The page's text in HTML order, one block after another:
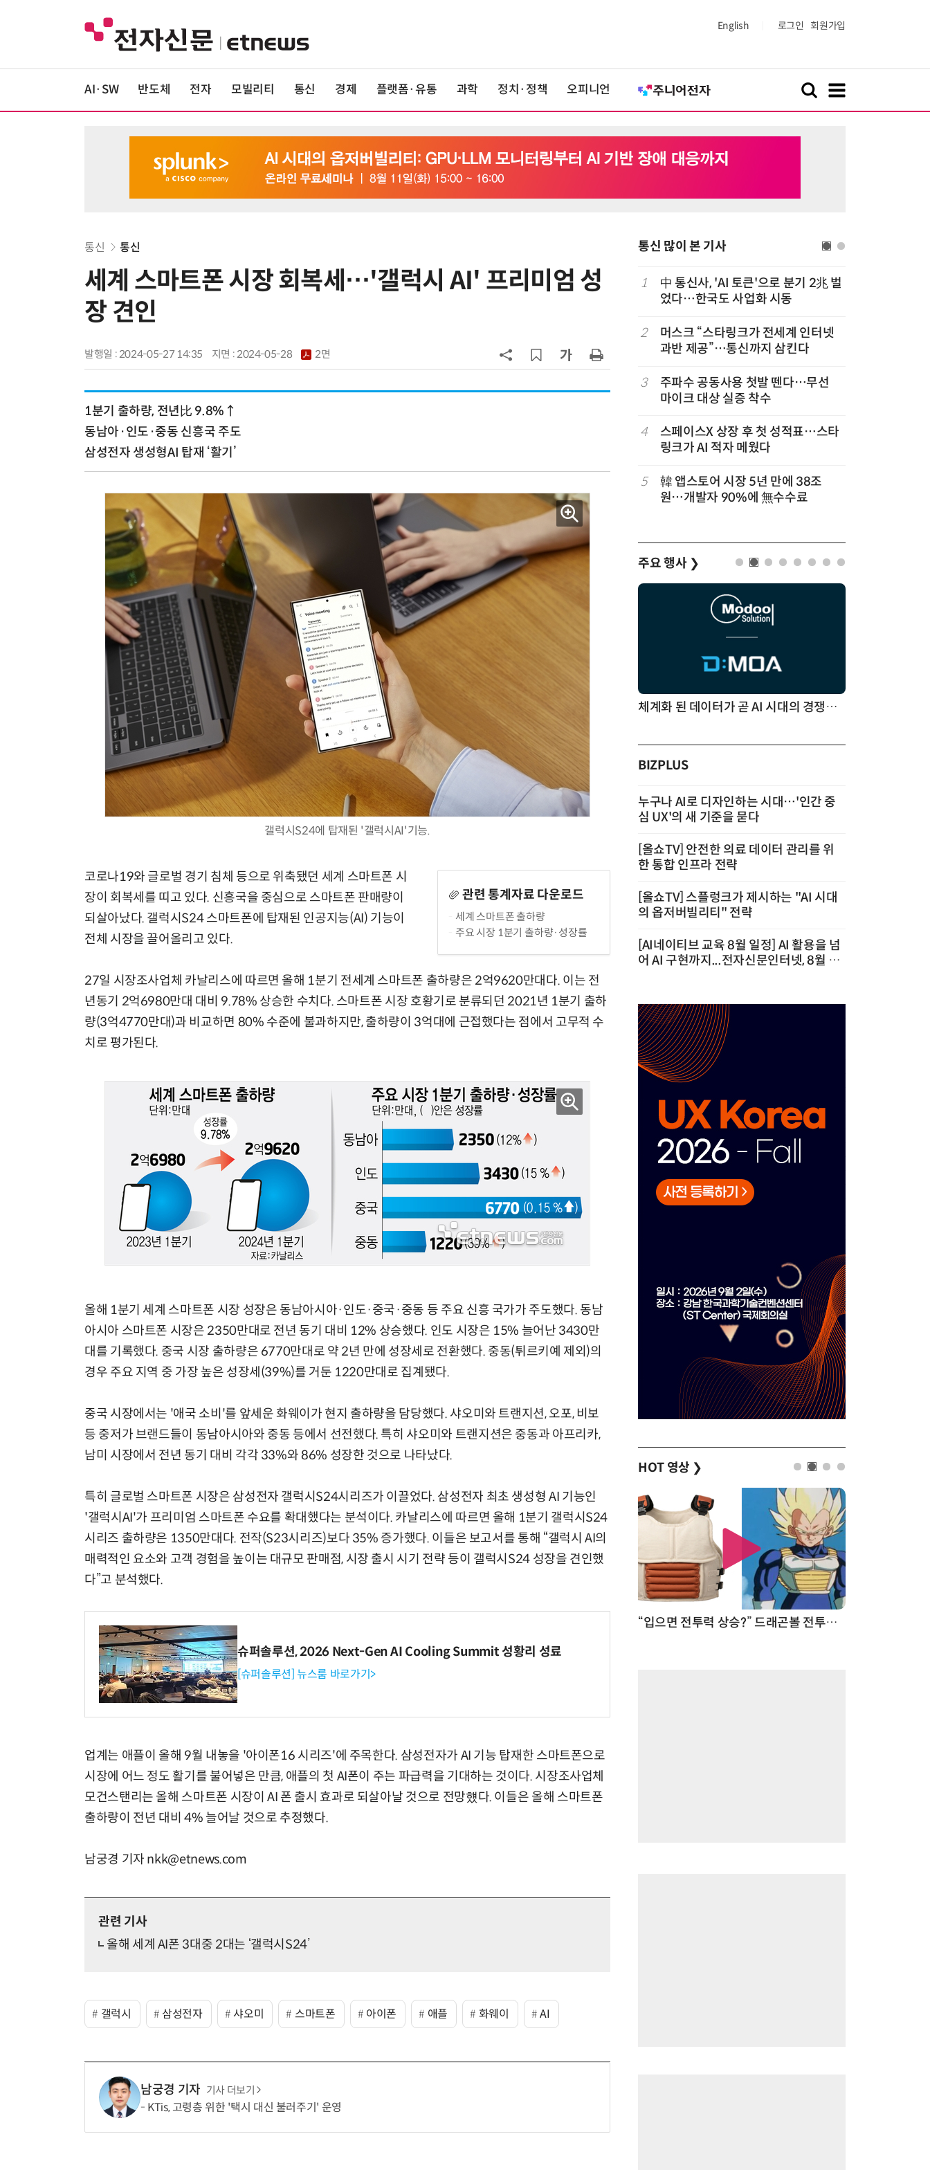
English 로그인 회원가입
AI·SW 반도체 전자 모빌리티 통신 경제 플랫폼·유통 과학 정치·정책 오피니언
통신 통신
세계 스마트폰 시장 회복세…'갤럭시 AI' 프리미엄 성
장 견인
발행일 : 2024-05-27 14:35 지면 :2024-05-28 2면
1분기 출하량, 전년比 9.8%↑
동남아·인도·중동 신흥국 주도
삼성전자 생성형AI 탑재 ‘활기’
갤럭시S24에 탑재된 '갤럭시AI'기능.
관련 통계자료 다운로드
세계 스마트폰 출하량
주요 시장 1분기 출하량·성장률
코로나19와 글로벌 경기 침체 등으로 위축됐던 세계 스마트폰 시
장이 회복세를 띠고 있다. 신흥국을 중심으로 스마트폰 판매량이
되살아났다. 갤럭시S24 스마트폰에 탑재된 인공지능(AI) 기능이
전체 시장을 끌어올리고 있다.
27일 시장조사업체 카날리스에 따르면 올해 1분기 전세계 스마트폰 출하량은 2억9620만대다. 이는 전
년동기 2억6980만대 대비 9.78% 상승한 수치다. 스마트폰 시장 호황기로 분류되던 2021년 1분기 출하
량(3억4770만대)과 비교하면 80% 수준에 불과하지만, 출하량이 3억대에 근접했다는 점에서 고무적 수
치로 평가된다.
올해 1분기 세계 스마트폰 시장 성장은 동남아시아·인도·중국·중동 등 주요 신흥 국가가 주도했다. 동남
아시아 스마트폰 시장은 2350만대로 전년 동기 대비 12% 상승했다. 인도 시장은 15% 늘어난 3430만
대를 기록했다. 중국 시장 출하량은 6770만대로 약 2년 만에 성장세로 전환했다. 중동(튀르키예 제외)의
경우 주요 지역 중 가장 높은 성장세(39%)를 거둔 1220만대로 집계됐다.
중국 시장에서는 '애국 소비'를 앞세운 화웨이가 현지 출하량을 담당했다. 샤오미와 트랜지션, 오포, 비보
등 중저가 브랜드들이 동남아시아와 중동 등에서 선전했다. 특히 샤오미와 트랜지션은 중동과 아프리카,
남미 시장에서 전년 동기 대비 각각 33%와 86% 성장한 것으로 나타났다.
특히 글로벌 스마트폰 시장은 삼성전자 갤럭시S24시리즈가 이끌었다. 삼성전자 최초 생성형 AI 기능인
'갤럭시AI'가 프리미엄 스마트폰 수요를 확대했다는 분석이다. 카날리스에 따르면 올해 1분기 갤럭시S24
시리즈 출하량은 1350만대다. 전작(S23시리즈)보다 35% 증가했다. 이들은 보고서를 통해 “갤럭시 AI의
매력적인 요소와 고객 경험을 높이는 대규모 판매점, 시장 출시 시기 전략 등이 갤럭시S24 성장을 견인했
다”고 분석했다.
슈퍼솔루션, 2026 Next-Gen AI Cooling Summit 성황리 성료
[슈퍼솔루션] 뉴스룸 바로가기>
업계는 애플이 올해 9월 내놓을 '아이폰16 시리즈'에 주목한다. 삼성전자가 AI 기능 탑재한 스마트폰으로
시장에 어느 정도 활기를 불어넣은 만큼, 애플의 첫 AI폰이 주는 파급력을 기대하는 것이다. 시장조사업체
모건스탠리는 올해 스마트폰 시장이 AI 폰 출시 효과로 되살아날 것으로 전망헀다. 이들은 올해 스마트폰
출하량이 전년 대비 4% 늘어날 것으로 추정했다.
남궁경 기자 nkk@etnews.com
관련 기사
올해 세계 AI폰 3대중 2대는 ‘갤럭시S24’
갤럭시 삼성전자 샤오미 스마트폰 아이폰 애플 화웨이 AI
남궁경 기자 기사 더보기
KTis, 고령층 위한 '택시 대신 불러주기' 운영
통신 많이 본 기사
6
LGU+, AIDC에 2조 투자…“외부 조
올해 600억 투입
에 '역조공' 선물 쏜다
1
中 통신사, 'AI 토큰'으로 분기 2兆 벌
었다…한국도 사업화 시동
2
머스크 “스타링크가 전세계 인터넷
과반 제공”…통신까지 삼킨다
3
주파수 공동사용 첫발 뗀다…무선
마이크 대상 실증 착수
4
스페이스X 상장 후 첫 성적표…스타
링크가 AI 적자 메웠다
5
韓 앱스토어 시장 5년 만에 38조
원…개발자 90%에 無수수료
주요 행사 ❯
AI Native Enterprise를 지원하는 AI Ready Data 플랫폼 활용 전략 체계화 된 데이터가 곧 AI 시대의 경쟁력이다
BIZPLUS
누구나 AI로 디자인하는 시대…'인간 중
심 UX'의 새 기준을 묻다
[올쇼TV] 안전한 의료 데이터 관리를 위
한 통합 인프라 전략
[올쇼TV] 스플렁크가 제시하는 "AI 시대
의 옵저버빌리티" 전략
[AI네이티브 교육 8월 일정] AI 활용을 넘
어 AI 구현까지...전자신문인터넷, 8월 실
HOT 영상 ❯
“입으면 전투력 상승?” 드래곤볼 전투복 닮은 중량조끼